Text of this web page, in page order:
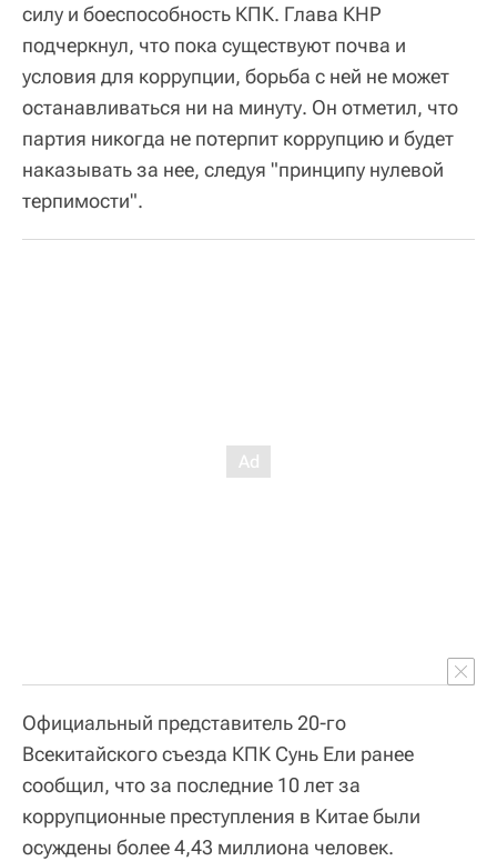
силу и боеспособность КПК. Глава КНР
подчеркнул, что пока существуют почва и
условия для коррупции, борьба с ней не может
останавливаться ни на минуту. Он отметил, что
партия никогда не потерпит коррупцию и будет
наказывать за нее, следуя "принципу нулевой
терпимости".
Официальный представитель 20-го
Всекитайского съезда КПК Сунь Ели ранее
сообщил, что за последние 10 лет за
коррупционные преступления в Китае были
осуждены более 4,43 миллиона человек.